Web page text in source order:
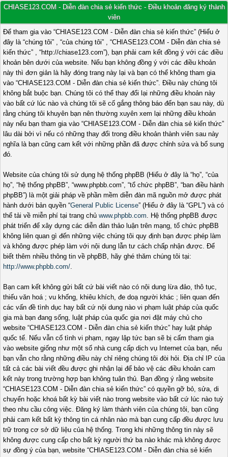
CHIASE123.COM - Diễn đàn chia sẻ kiến thức - Điều khoản đăng ký thành
viên
Để tham gia vào “CHIASE123.COM - Diễn đàn chia sẻ kiến thức” (Hiểu ở
đây là “chúng tôi” , “của chúng tôi” , “CHIASE123.COM - Diễn đàn chia sẻ
kiến thức” , “http://chiase123.com”), bạn phải cam kết đồng ý với các điều
khoản bên dưới của website. Nếu bạn không đồng ý với các điều khoản
này thì đơn giản là hãy đóng trang này lại và bạn có thể không tham gia
vào “CHIASE123.COM - Diễn đàn chia sẻ kiến thức”. Điều này chúng tôi
không bắt buộc bạn. Chúng tôi có thể thay đổi lại những điều khoản này
vào bất cứ lúc nào và chúng tôi sẽ cố gắng thông báo đến bạn sau này, dù
rằng chúng tôi khuyên bạn nên thường xuyên xem lại những điều khoản
này nếu bạn tham gia vào “CHIASE123.COM - Diễn đàn chia sẻ kiến thức”
lâu dài bởi vì nếu có những thay đổi trong điều khoản thành viên sau này
nghĩa là bạn cũng cam kết với những phần đã được chỉnh sửa và bổ sung
đó.
Website của chúng tôi sử dụng hệ thống phpBB (Hiểu ở đây là “họ”, “của
họ”, “hệ thống phpBB”, “www.phpbb.com”, “tổ chức phpBB”, “ban điều hành
phpBB”) là một giải pháp về phần mềm diễn đàn mã nguồn mở được phát
hành dưới bản quyền “General Public License” (Hiểu ở đây là “GPL”) và có
thể tải về miễn phí tại trang chủ www.phpbb.com. Hệ thống phpBB được
phát triển để xây dựng các diễn đàn thảo luận trên mạng, tổ chức phpBB
không liên quan gì đến những việc chúng tôi quy định bạn được phép làm
và không được phép làm với nội dung lẫn tư cách chấp nhận được. Để
biết thêm nhiều thông tin về phpBB, hãy ghé thăm chúng tôi tại:
http://www.phpbb.com/.
Bạn cam kết không gửi bất cứ bài viết nào có nội dung lừa đảo, thô tục,
thiếu văn hoá ; vu khống, khiêu khích, đe doạ người khác ; liên quan đến
các vấn đề tình dục hay bất cứ nội dung nào vi phạm luật pháp của quốc
gia mà bạn đang sống, luật pháp của quốc gia nơi đặt máy chủ cho
website “CHIASE123.COM - Diễn đàn chia sẻ kiến thức” hay luật pháp
quốc tế. Nếu vẫn cố tình vi phạm, ngay lập tức bạn sẽ bị cấm tham gia
vào website giống như một số nhà cung cấp dịch vụ Internet của bạn, nếu
bạn vẫn cho rằng những điều này chỉ riêng chúng tôi đòi hỏi. Địa chỉ IP của
tất cả các bài viết đều được ghi nhận lại để bảo vệ các điều khoản cam
kết này trong trường hợp bạn không tuân thủ. Bạn đồng ý rằng website
“CHIASE123.COM - Diễn đàn chia sẻ kiến thức” có quyền gỡ bỏ, sửa, di
chuyển hoặc khoá bất kỳ bài viết nào trong website vào bất cứ lúc nào tuỳ
theo nhu cầu công việc. Đăng ký làm thành viên của chúng tôi, bạn cũng
phải cam kết bất kỳ thông tin cá nhân nào mà bạn cung cấp đều được lưu
trữ trong cơ sở dữ liệu của hệ thống. Trong khi những thông tin này sẽ
không được cung cấp cho bất kỳ người thứ ba nào khác mà không được
sự đồng ý của bạn, website “CHIASE123.COM - Diễn đàn chia sẻ kiến